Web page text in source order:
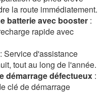
la route immédiatement.
batterie avec booster :
rapide avec
: Service d'assistance
tout au long de l'année.
démarrage défectueux :
clé de démarrage